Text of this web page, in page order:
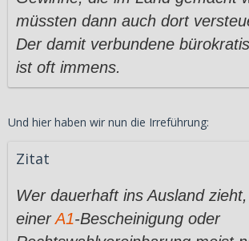
müssten dann auch dort
Der damit verbundene
ist oft immens.
Und hier haben wir nun die Irreführung:
Zitat
Wer dauerhaft ins Ausland
einerA1-Bescheinigung oder